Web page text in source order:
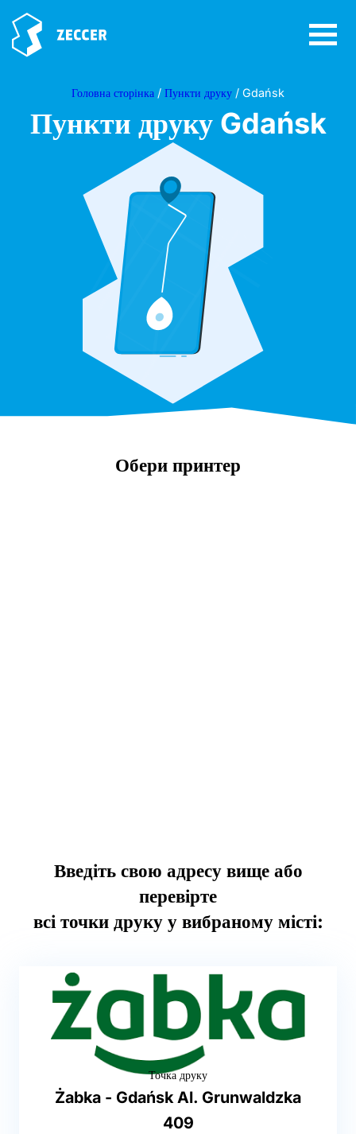
Головна сторінка / Пункти друку / Gdańsk
Пункти друку Gdańsk
Обери принтер
Введіть свою адресу вище або
перевірте
всі точки друку у вибраному місті:
Точка друку
Żabka - Gdańsk Al. Grunwaldzka
409